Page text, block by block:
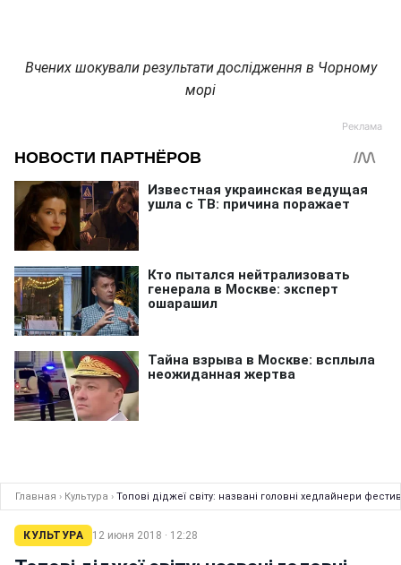
Вчених шокували результати дослідження в Чорному
морі
Главная › Культура › Топові діджеї світу: названі головні хедлайнери
КУЛЬТУРА 12 июня 2018 · 12:28